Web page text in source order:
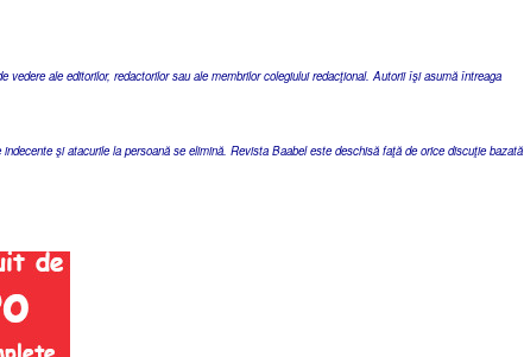
ale editorilor, redactorilor sau ale membrilor colegiului redacţional. Autorii îşi asumă întreaga
şi atacurile la persoană se elimină. Revista Baabel este deschisă faţă de orice discuţie bazată